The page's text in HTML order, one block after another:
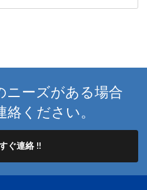
ニーズがある場合
ください。
ぐ連絡 !!